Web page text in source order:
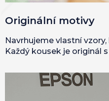
Originální motivy
Navrhujeme vlastní
Každý kousek je originál